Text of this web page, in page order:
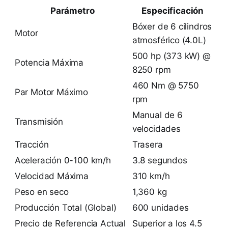
Parámetro Especificación
Motor
Bóxer de 6 cilindros
atmosférico (4.0L)
Potencia Máxima
500 hp (373 kW) @
8250 rpm
Par Motor Máximo
460 Nm @ 5750
rpm
Transmisión
Manual de 6
velocidades
Tracción
Trasera
Aceleración 0-100 km/h
3.8 segundos
Velocidad Máxima
310 km/h
Peso en seco
1,360 kg
Producción Total (Global)
600 unidades
Precio de Referencia Actual
Superior a los 4.5